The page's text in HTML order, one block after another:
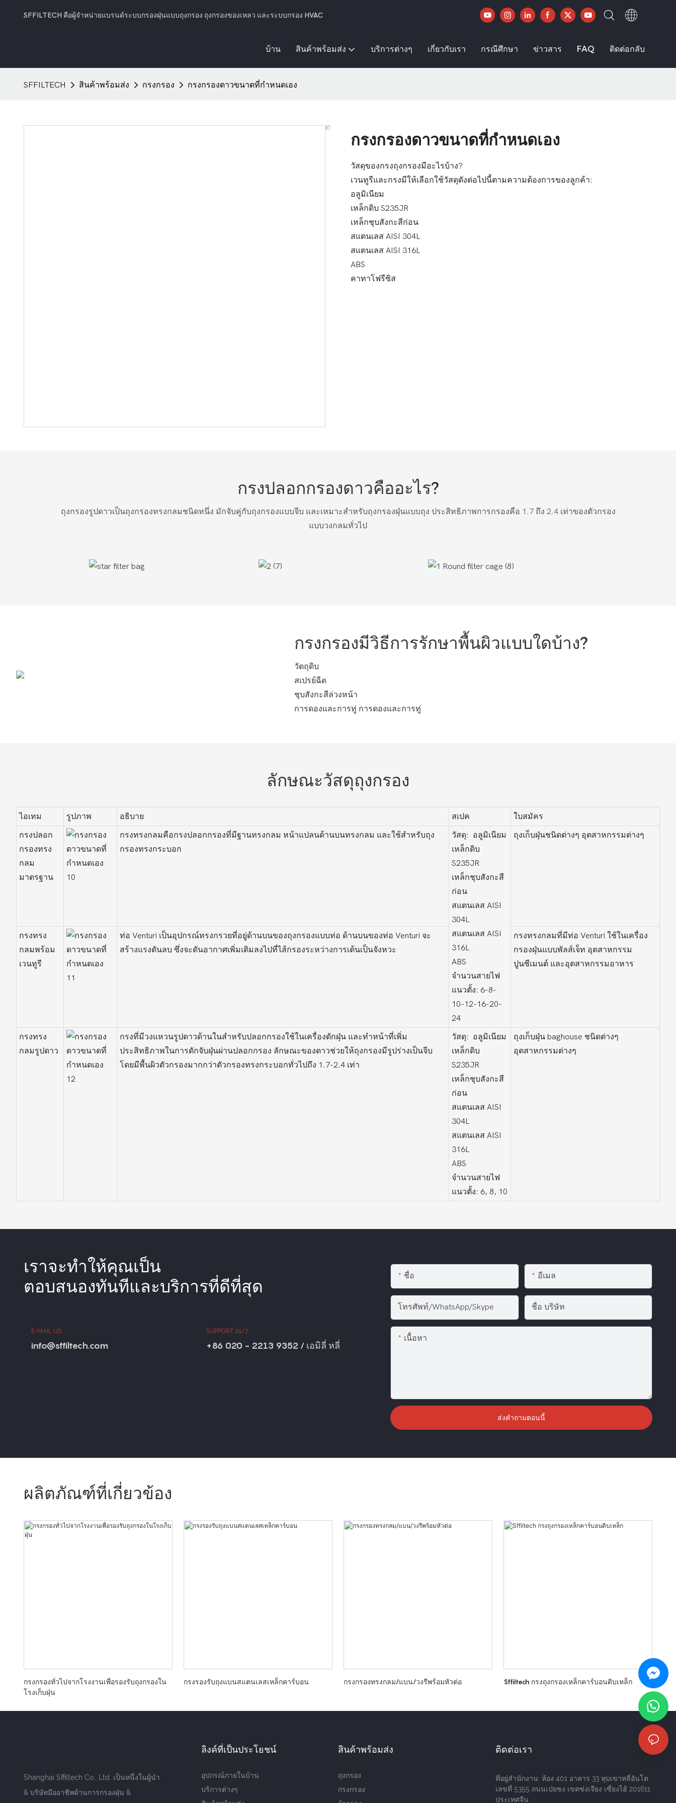
SFFILTECH คือผู้จำหน่ายแบรนด์ระบบกรองฝุ่นแบบถุงกรอง ถุงกรองของเหลว และระบบกรอง HVAC
บ้าน สินค้าพร้อมส่ง บริการต่างๆ เกี่ยวกับเรา กรณีศึกษา ข่าวสาร FAQ ติดต่อกลับ
SFFILTECH สินค้าพร้อมส่ง กรงกรอง กรงกรองดาวขนาดที่กำหนดเอง
กรงกรองดาวขนาดที่กำหนดเอง
วัสดุของกรงถุงกรองมีอะไรบ้าง?
เวนทูรีและกรงมีให้เลือกใช้วัสดุดังต่อไปนี้ตามความต้องการของลูกค้า:
อลูมิเนียม
เหล็กดิบ S235JR
เหล็กชุบสังกะสีก่อน
สแตนเลส AISI 304L
สแตนเลส AISI 316L
ABS
คาทาโฟรีซิส
กรงปลอกกรองดาวคืออะไร?
ถุงกรองรูปดาวเป็นถุงกรองทรงกลมชนิดหนึ่ง มักจับคู่กับถุงกรองแบบจีบ และเหมาะสำหรับถุงกรองฝุ่นแบบถุง ประสิทธิภาพการกรองคือ 1.7 ถึง 2.4 เท่าของตัวกรอง
แบบวงกลมทั่วไป
กรงกรองมีวิธีการรักษาพื้นผิวแบบใดบ้าง?
วัตถุดิบ
สเปรย์ฉีด
ชุบสังกะสีล่วงหน้า
การดองและการทู่ การดองและการทู่
ลักษณะวัสดุถุงกรอง
ไอเทม รูปภาพ อธิบาย สเปค ใบสมัคร
กรงปลอก
กรองทรง
กลม
มาตรฐาน
กรงทรงกลมคือกรงปลอกกรองที่มีฐานทรงกลม หน้าแปลนด้านบนทรงกลม และใช้สำหรับถุง
กรองทรงกระบอก
วัสดุ: อลูมิเนียม
เหล็กดิบ
S235JR
เหล็กชุบสังกะสี
ก่อน
สแตนเลส AISI
304L
สแตนเลส AISI
316L
ABS
จำนวนสายไฟ
แนวตั้ง: 6-8-
10-12-16-20-
24
ถุงเก็บฝุ่นชนิดต่างๆ อุตสาหกรรมต่างๆ
กรงทรง
กลมพร้อม
เวนทูรี
ท่อ Venturi เป็นอุปกรณ์ทรงกรวยที่อยู่ด้านบนของถุงกรองแบบท่อ ด้านบนของท่อ Venturi จะ
สร้างแรงดันลบ ซึ่งจะดันอากาศเพิ่มเติมลงไปที่ไส้กรองระหว่างการเต้นเป็นจังหวะ
กรงทรงกลมที่มีท่อ Venturi ใช้ในเครื่อง
กรองฝุ่นแบบพัลส์เจ็ท อุตสาหกรรม
ปูนซีเมนต์ และอุตสาหกรรมอาหาร
กรงทรง
กลมรูปดาว
กรงที่มีวงแหวนรูปดาวด้านในสำหรับปลอกกรองใช้ในเครื่องดักฝุ่น และทำหน้าที่เพิ่ม
ประสิทธิภาพในการดักจับฝุ่นผ่านปลอกกรอง ลักษณะของดาวช่วยให้ถุงกรองมีรูปร่างเป็นจีบ
โดยมีพื้นผิวตัวกรองมากกว่าตัวกรองทรงกระบอกทั่วไปถึง 1.7-2.4 เท่า
วัสดุ: อลูมิเนียม
เหล็กดิบ
S235JR
เหล็กชุบสังกะสี
ก่อน
สแตนเลส AISI
304L
สแตนเลส AISI
316L
ABS
จำนวนสายไฟ
แนวตั้ง: 6, 8, 10
ถุงเก็บฝุ่น baghouse ชนิดต่างๆ
อุตสาหกรรมต่างๆ
เราจะทำให้คุณเป็น
ตอบสนองทันทีและบริการที่ดีที่สุด
E-MAIL US
info@sffiltech.com
SUPPORT 24/7
+86 020 - 2213 9352 / เอมิลี่ หลี่
ชื่อ อีเมล
โทรศัพท์/WhatsApp/Skype ชื่อ บริษัท
เนื้อหา
ส่งคำถามตอนนี้
ผลิตภัณฑ์ที่เกี่ยวข้อง
กรงกรองทั่วไปจากโรงงานเพื่อรองรับถุงกรองใน
โรงเก็บฝุ่น
กรงรองรับถุงแบนสแตนเลสเหล็กคาร์บอน กรงกรองทรงกลม/แบน/วงรีพร้อมหัวต่อ Sffiltech กรงถุงกรองเหล็กคาร์บอนดิบเหล็ก
Shanghai Sffiltech Co., Ltd. เป็นหนึ่งในผู้นำ
& บริษัทมืออาชีพด้านการกรองฝุ่น &
ลิงค์ที่เป็นประโยชน์
อุปกรณ์ภายในบ้าน
บริการต่างๆ
สินค้าพร้อมส่ง
ถุงกรอง
กรงกรอง
ติดต่อเรา
ที่อยู่สำนักงาน: ห้อง 401 อาคาร 33 หุบเขาหลี่อันโต
เลขที่ 5355 ถนนเป่ยซง เขตซ่งเจียง เซี่ยงไฮ้ 201611
ประเทศจีน